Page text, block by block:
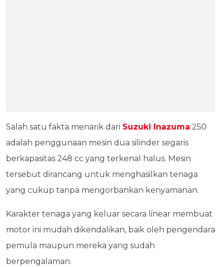
Salah satu fakta menarik dari Suzuki Inazuma 250
adalah penggunaan mesin dua silinder segaris
berkapasitas 248 cc yang terkenal halus. Mesin
tersebut dirancang untuk menghasilkan tenaga
yang cukup tanpa mengorbankan kenyamanan.
Karakter tenaga yang keluar secara linear membuat
motor ini mudah dikendalikan, baik oleh pengendara
pemula maupun mereka yang sudah
berpengalaman.